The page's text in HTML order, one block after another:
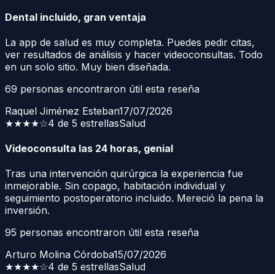
Dental incluido, gran ventaja
La app de salud es muy completa. Puedes pedir citas,
ver resultados de análisis y hacer videoconsultas. Todo
en un solo sitio. Muy bien diseñada.
69 personas encontraron útil esta reseña
Raquel Jiménez Esteban17/07/2026
★★★★☆4 de 5 estrellasSalud
Videoconsulta las 24 horas, genial
Tras una intervención quirúrgica la experiencia fue
inmejorable. Sin copago, habitación individual y
seguimiento postoperatorio incluido. Mereció la pena la
inversión.
95 personas encontraron útil esta reseña
Arturo Molina Córdoba15/07/2026
★★★★☆4 de 5 estrellasSalud